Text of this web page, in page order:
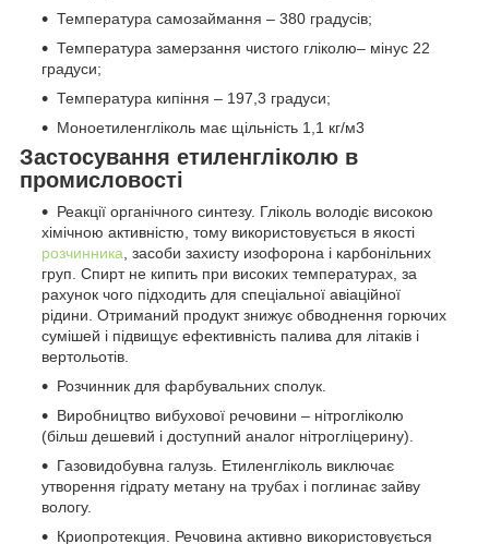
Температура самозаймання – 380 градусів;
Температура замерзання чистого гліколю– мінус 22
градуси;
Температура кипіння – 197,3 градуси;
Моноетиленгліколь має щільність 1,1 кг/м3
Застосування етиленгліколю в
промисловості
Реакції органічного синтезу. Гліколь володіє високою
хімічною активністю, тому використовується в якості
розчинника, засоби захисту изофорона і карбонільних
груп. Спирт не кипить при високих температурах, за
рахунок чого підходить для спеціальної авіаційної
рідини. Отриманий продукт знижує обводнення горючих
сумішей і підвищує ефективність палива для літаків і
вертольотів.
Розчинник для фарбувальних сполук.
Виробництво вибухової речовини – нітрогліколю
(більш дешевий і доступний аналог нітрогліцерину).
Газовидобувна галузь. Етиленгліколь виключає
утворення гідрату метану на трубах і поглинає зайву
вологу.
Криопротекция. Речовина активно використовується